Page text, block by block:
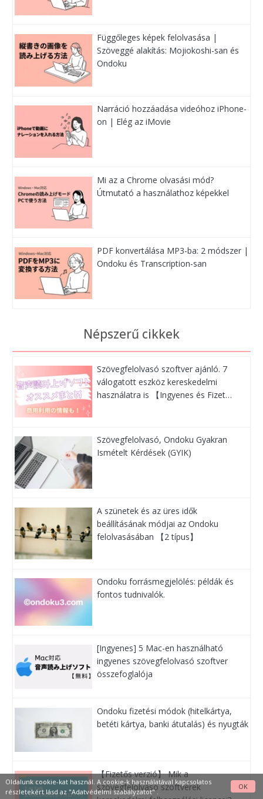
Függőleges képek felolvasása |
Szöveggé alakítás: Mojiokoshi-san és
Ondoku
Narráció hozzáadása videóhoz iPhone-
on | Elég az iMovie
Mi az a Chrome olvasási mód?
Útmutató a használathoz képekkel
PDF konvertálása MP3-ba: 2 módszer |
Ondoku és Transcription-san
Népszerű cikkek
Szövegfelolvasó szoftver ajánló. 7
válogatott eszköz kereskedelmi
használatra is 【Ingyenes és Fizet…
Szövegfelolvasó, Ondoku Gyakran
Ismételt Kérdések (GYIK)
A szünetek és az üres idők
beállításának módjai az Ondoku
felolvasásában 【2 típus】
Ondoku forrásmegjelölés: példák és
fontos tudnivalók.
[Ingyenes] 5 Mac-en használható
ingyenes szövegfelolvasó szoftver
összefoglalója
Ondoku fizetési módok (hitelkártya,
betéti kártya, banki átutalás) és nyugták
【Fizetős verzió】 Mik a
szövegfelolvasó szoftverek
Oldalunk cookie-kat használ. A cookie-k használatával kapcsolatos
részletekért lásd az "Adatvédelmi szabályzatot".
OK